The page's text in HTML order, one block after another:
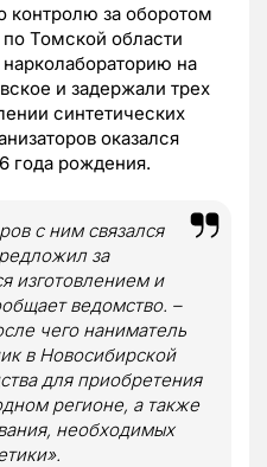
контролю за оборотом
Томской области
на
и задержали трех
синтетических
оказался
года рождения.
с ним связался
за
изготовлением и
ведомство. –
чего наниматель
в Новосибирской
для приобретения
регионе, а также
необходимых